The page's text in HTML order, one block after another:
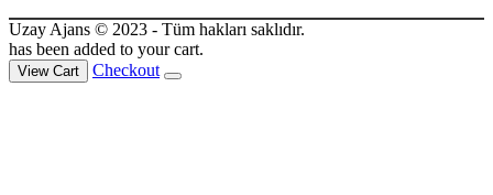
Uzay Ajans © 2023 - Tüm hakları saklıdır.
has been added to your cart.
View Cart Checkout